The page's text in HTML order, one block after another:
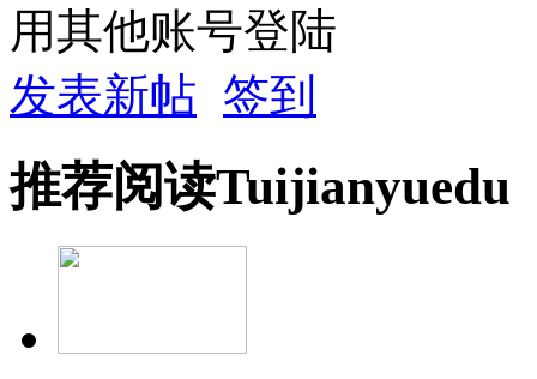
用其他账号登陆
发表新帖 签到
推荐阅读Tuijianyuedu